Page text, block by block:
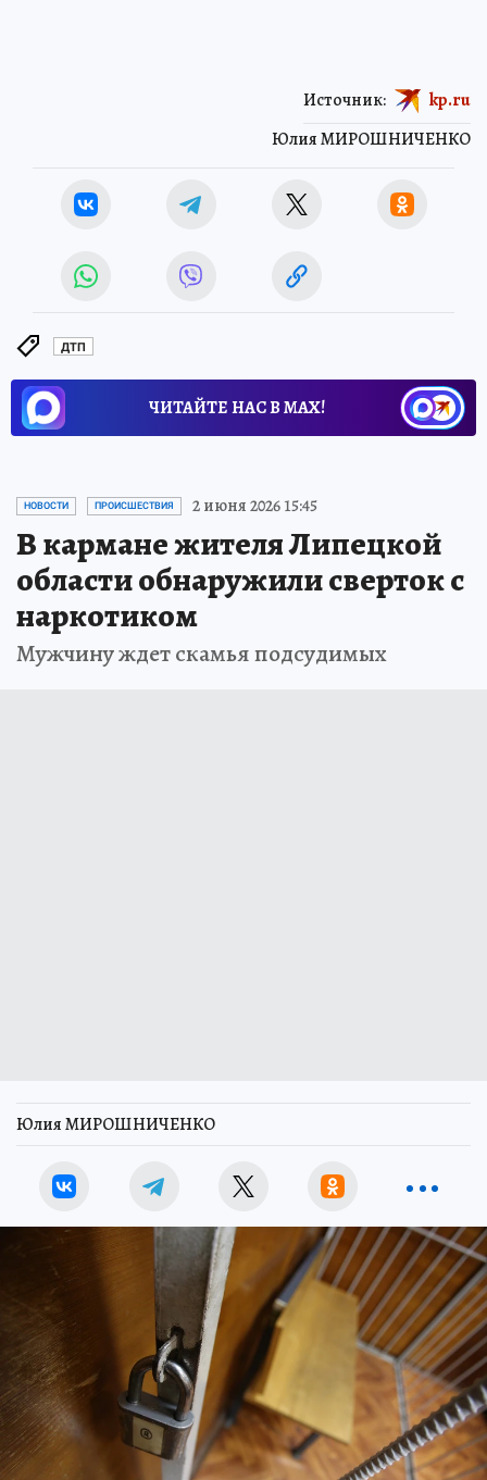
Юлия МИРОШНИЧЕНКО
Источник: kp.ru
ДТП
ЧИТАЙТЕ НАС В МАХ!
НОВОСТИ ПРОИСШЕСТВИЯ 2 июня 2026 15:45
В кармане жителя Липецкой
области обнаружили сверток с
наркотиком
Мужчину ждет скамья подсудимых
Юлия МИРОШНИЧЕНКО